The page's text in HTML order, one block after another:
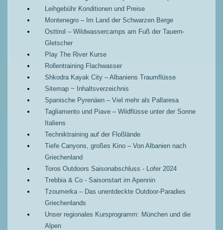
Leihgebühr Konditionen und Preise
Montenegro – Im Land der Schwarzen Berge
Osttirol – Wildwassercamps am Fuß der Tauern-
Gletscher
Play The River Kurse
Rollentraining Flachwasser
Shkodra Kayak City – Albaniens Traumflüsse
Sitemap ~ Inhaltsverzeichnis
Spanische Pyrenäen – Viel mehr als Pallaresa
Tagliamento und Piave – Wildflüsse unter der Sonne
Italiens
Techniktraining auf der Floßlände
Tiefe Canyons, großes Kino – Von Albanien nach
Griechenland
Toros Outdoors Saisonabschluss - Lofer 2024
Trebbia & Co - Saisonstart im Apennin
Tzoumerka – Das unentdeckte Outdoor-Paradies
Griechenlands
Unser regionales Kursprogramm: München und die
Alpen